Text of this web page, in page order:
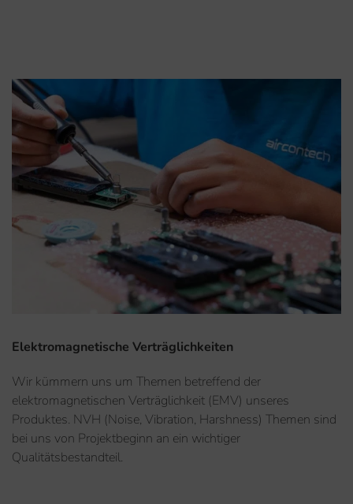
Elektromagnetische Verträglichkeiten
Wir kümmern uns um Themen betreffend der
elektromagnetischen Verträglichkeit (EMV) unseres
Produktes. NVH (Noise, Vibration, Harshness) Themen sind
bei uns von Projektbeginn an ein wichtiger
Qualitätsbestandteil.